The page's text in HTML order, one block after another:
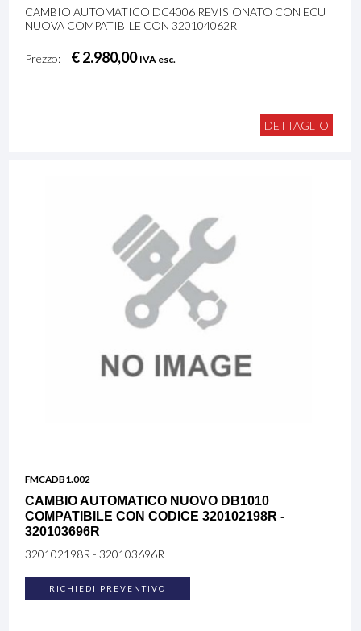
CAMBIO AUTOMATICO DC4006 REVISIONATO CON ECU
NUOVA COMPATIBILE CON 320104062R
Prezzo: € 2.980,00 IVA esc.
DETTAGLIO
FMCADB1.002
CAMBIO AUTOMATICO NUOVO DB1010
COMPATIBILE CON CODICE 320102198R -
320103696R
320102198R - 320103696R
RICHIEDI PREVENTIVO